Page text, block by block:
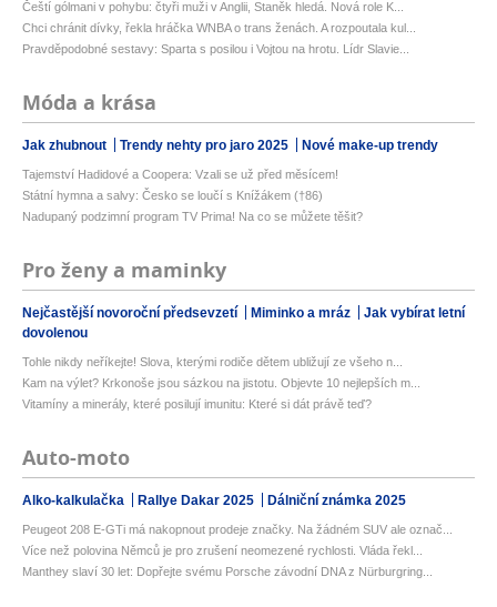
Čeští gólmani v pohybu: čtyři muži v Anglii, Staněk hledá. Nová role K...
Chci chránit dívky, řekla hráčka WNBA o trans ženách. A rozpoutala kul...
Pravděpodobné sestavy: Sparta s posilou i Vojtou na hrotu. Lídr Slavie...
Móda a krása
Jak zhubnout Trendy nehty pro jaro 2025 Nové make-up trendy
Tajemství Hadidové a Coopera: Vzali se už před měsícem!
Státní hymna a salvy: Česko se loučí s Knížákem (†86)
Nadupaný podzimní program TV Prima! Na co se můžete těšit?
Pro ženy a maminky
Nejčastější novoroční předsevzetí Miminko a mráz
Jak vybírat letní
dovolenou
Tohle nikdy neříkejte! Slova, kterými rodiče dětem ubližují ze všeho n...
Kam na výlet? Krkonoše jsou sázkou na jistotu. Objevte 10 nejlepších m...
Vitamíny a minerály, které posilují imunitu: Které si dát právě teď?
Auto-moto
Alko-kalkulačka Rallye Dakar 2025 Dálniční známka 2025
Peugeot 208 E-GTi má nakopnout prodeje značky. Na žádném SUV ale označ...
Více než polovina Němců je pro zrušení neomezené rychlosti. Vláda řekl...
Manthey slaví 30 let: Dopřejte svému Porsche závodní DNA z Nürburgring...